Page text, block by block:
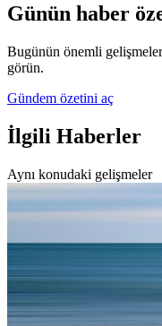
Günün haber
Bugünün önemli
görün.
Gündem özetini aç
İlgili Haberler
Aynı konudaki gelişmeler